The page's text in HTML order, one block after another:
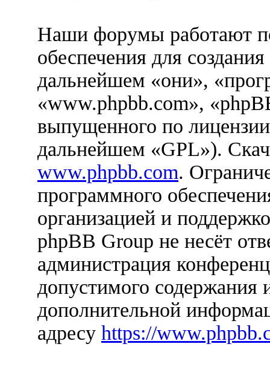
Наши форумы работают
обеспечения для
дальнейшем «они»,
«www.phpbb.com»,
выпущенного по
дальнейшем «GPL»).
www.phpbb.com.
программного
организацией и
phpBB Group не несёт
администрация
допустимого содержания
дополнительной
адресу https://